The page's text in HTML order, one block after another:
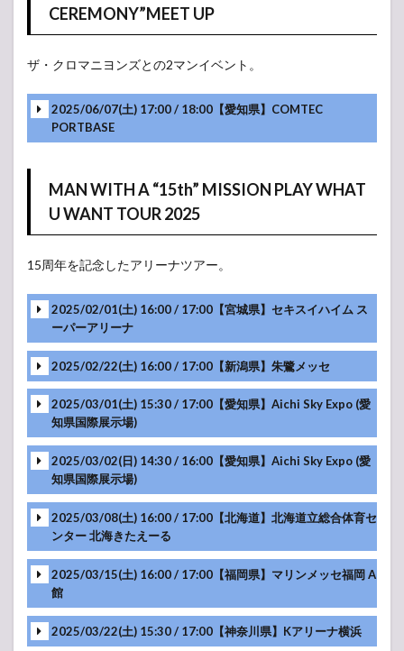
-アンコール-
-アンコール-
CEREMONY”MEET UP
ザ・クロマニヨンズとの2マンイベント。
2025/06/07(土) 17:00 / 18:00【愛知県】COMTEC
PORTBASE
MAN WITH A “15th” MISSION PLAY WHAT
U WANT TOUR 2025
15周年を記念したアリーナツアー。
2025/02/01(土) 16:00 / 17:00【宮城県】セキスイハイム ス
ーパーアリーナ
2025/02/22(土) 16:00 / 17:00【新潟県】朱鷺メッセ
2025/03/01(土) 15:30 / 17:00【愛知県】Aichi Sky Expo (愛
知県国際展示場)
2025/03/02(日) 14:30 / 16:00【愛知県】Aichi Sky Expo (愛
知県国際展示場)
2025/03/08(土) 16:00 / 17:00【北海道】北海道立総合体育セ
ンター 北海きたえーる
2025/03/15(土) 16:00 / 17:00【福岡県】マリンメッセ福岡 A
館
2025/03/22(土) 15:30 / 17:00【神奈川県】Kアリーナ横浜